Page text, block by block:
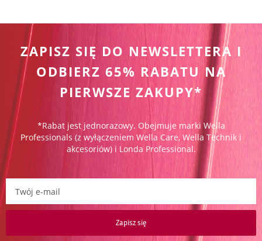
ZAPISZ SIĘ DO NEWSLETTERA I
ODBIERZ 65% RABATU NA
PIERWSZE ZAKUPY*
*Rabat jest jednorazowy. Obejmuje marki Wella
Professionals (z wyłączeniem Wella Care, Wella Technik i
akcesoriów) i Londa Professional.
Zapisz się do newslettera:
Zapisz się